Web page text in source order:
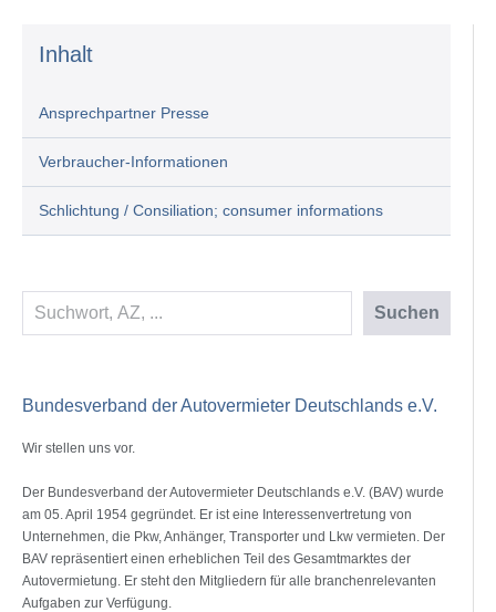
Inhalt
Ansprechpartner Presse
Verbraucher-Informationen
Schlichtung / Consiliation; consumer informations
Suchen Suchen
Bundesverband der Autovermieter Deutschlands e.V.
Wir stellen uns vor.
Der Bundesverband der Autovermieter Deutschlands e.V. (BAV) wurde
am 05. April 1954 gegründet. Er ist eine Interessenvertretung von
Unternehmen, die Pkw, Anhänger, Transporter und Lkw vermieten. Der
BAV repräsentiert einen erheblichen Teil des Gesamtmarktes der
Autovermietung. Er steht den Mitgliedern für alle branchenrelevanten
Aufgaben zur Verfügung.